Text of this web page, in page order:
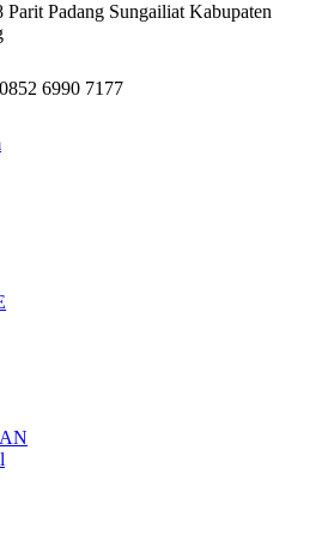
Parit Padang Sungailiat Kabupaten
6990 7177